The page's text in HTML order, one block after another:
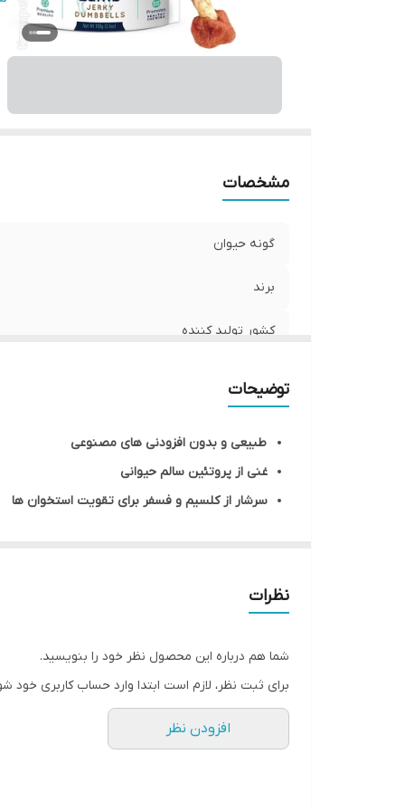
مشخصات
گونه حیوان
برند
کشور تولید کننده
توضیحات
طبیعی و بدون افزودنی های مصنوعی
غنی از پروتئین سالم حیوانی
سرشار از کلسیم و فسفر برای تقویت استخوان ها
قابلیت هضم و جذب بالا
طعم جذاب گوشت طبیعی خشک شده
کمک به جلوگیری از جویدن مخرب
مشغول کردن سگ و کاهش استرس، پرخاشگری و
نظرات
شما هم درباره این محصول نظر خود را بنویسید.
برای ثبت نظر، لازم است ابتدا وارد حساب کاربری خود
افزودن نظر